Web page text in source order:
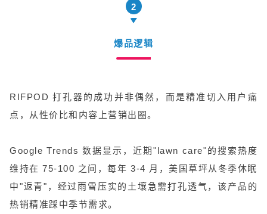
2
爆品逻辑
RIFPOD 打孔器的成功并非偶然，而是精准切入用户痛
点，从性价比和内容上营销出圈。
Google Trends 数据显示，近期"lawn care"的搜索热度
维持在 75-100 之间，每年 3-4 月，美国草坪从冬季休眠
中"返青"，经过雨雪压实的土壤急需打孔透气，该产品的
热销精准踩中季节需求。